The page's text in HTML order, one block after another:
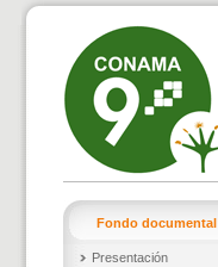
Fondo documental
Presentación